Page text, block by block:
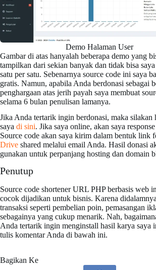
Demo Halaman User
Gambar di atas hanyalah beberapa demo yang
tampilkan dari sekian banyak dan tidak bisa saya
satu per satu. Sebenarnya source code ini saya
gratis. Namun, apabila Anda berdonasi sebagai
penghargaan atas jerih payah saya membuat
selama 6 bulan penulisan lamanya.
Jika Anda tertarik ingin berdonasi, maka silakan
saya di sini. Jika saya online, akan saya
Source code akan saya kirim dalam bentuk link
Drive shared melalui email Anda. Hasil donasi
gunakan untuk perpanjang hosting dan domain
Penutup
Source code shortener URL PHP berbasis web
cocok dijadikan untuk bisnis. Karena
transaksi seperti pembelian poin, pemasangan
sebagainya yang cukup menarik. Nah,
Anda tertarik ingin menginstall hasil karya saya
tulis komentar Anda di bawah ini.
Bagikan Ke